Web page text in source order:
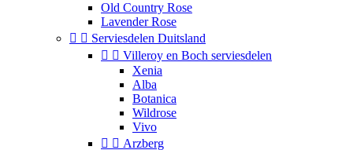
Old Country Rose
Lavender Rose
  Serviesdelen Duitsland
  Villeroy en Boch serviesdelen
Xenia
Alba
Botanica
Wildrose
Vivo
  Arzberg